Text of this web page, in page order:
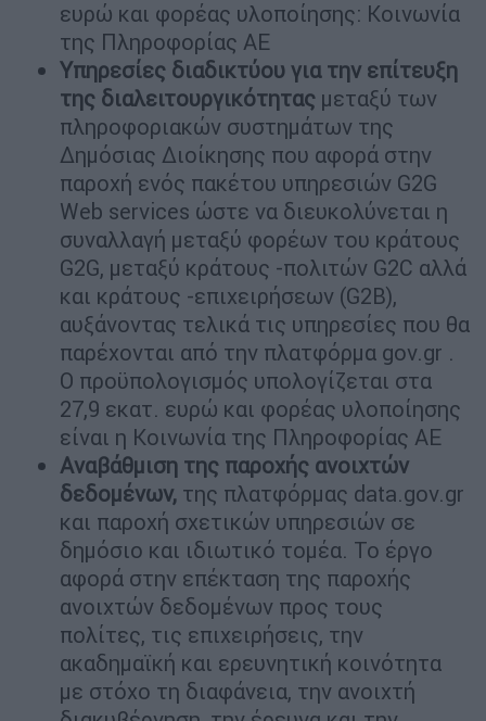
ευρώ και φορέας υλοποίησης: Κοινωνία
της Πληροφορίας ΑΕ
Yπηρεσίες διαδικτύου για την επίτευξη
της διαλειτουργικότητας μεταξύ των
πληροφοριακών συστημάτων της
Δημόσιας Διοίκησης που αφορά στην
παροχή ενός πακέτου υπηρεσιών G2G
Web services ώστε να διευκολύνεται η
συναλλαγή μεταξύ φορέων του κράτους
G2G, μεταξύ κράτους -πολιτών G2C αλλά
και κράτους -επιχειρήσεων (G2B),
αυξάνοντας τελικά τις υπηρεσίες που θα
παρέχονται από την πλατφόρμα gov.gr .
Ο προϋπολογισμός υπολογίζεται στα
27,9 εκατ. ευρώ και φορέας υλοποίησης
είναι η Κοινωνία της Πληροφορίας ΑΕ
Αναβάθμιση της παροχής ανοιχτών
δεδομένων, της πλατφόρμας data.gov.gr
και παροχή σχετικών υπηρεσιών σε
δημόσιο και ιδιωτικό τομέα. Το έργο
αφορά στην επέκταση της παροχής
ανοιχτών δεδομένων προς τους
πολίτες, τις επιχειρήσεις, την
ακαδημαϊκή και ερευνητική κοινότητα
με στόχο τη διαφάνεια, την ανοιχτή